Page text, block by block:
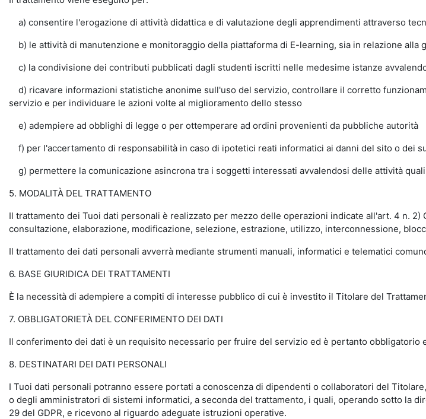
a) consentire l'erogazione di attività didattica e di valutazione degli apprendimenti attraverso
b) le attività di manutenzione e monitoraggio della piattaforma di E-learning, sia in relazione
c) la condivisione dei contributi pubblicati dagli studenti iscritti nelle medesime istanze
d) ricavare informazioni statistiche anonime sull'uso del servizio, controllare il corretto
servizio e per individuare le azioni volte al miglioramento dello stesso
e) adempiere ad obblighi di legge o per ottemperare ad ordini provenienti da pubbliche autorità
f) per l'accertamento di responsabilità in caso di ipotetici reati informatici ai danni del sito o dei
g) permettere la comunicazione asincrona tra i soggetti interessati avvalendosi delle attività
5. MODALITÀ DEL TRATTAMENTO
Il trattamento dei Tuoi dati personali è realizzato per mezzo delle operazioni indicate all'art. 4 n.
consultazione, elaborazione, modificazione, selezione, estrazione, utilizzo, interconnessione,
Il trattamento dei dati personali avverrà mediante strumenti manuali, informatici e telematici
6. BASE GIURIDICA DEI TRATTAMENTI
È la necessità di adempiere a compiti di interesse pubblico di cui è investito il Titolare del
7. OBBLIGATORIETÀ DEL CONFERIMENTO DEI DATI
Il conferimento dei dati è un requisito necessario per fruire del servizio ed è pertanto
8. DESTINATARI DEI DATI PERSONALI
I Tuoi dati personali potranno essere portati a conoscenza di dipendenti o collaboratori del
o degli amministratori di sistemi informatici, a seconda del trattamento, i quali, operando sotto la
29 del GDPR, e ricevono al riguardo adeguate istruzioni operative.